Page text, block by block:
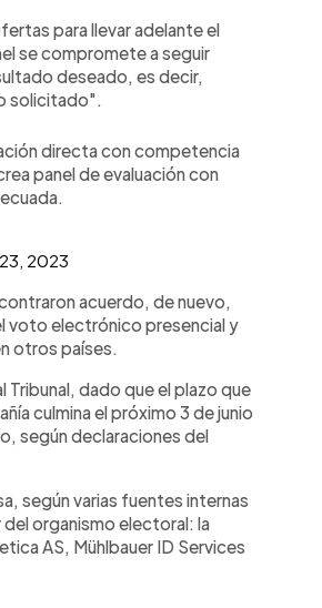
para llevar adelante el
se compromete a seguir
deseado, es decir,
solicitado".
directa con competencia
panel de evaluación con
2023
acuerdo, de nuevo,
voto electrónico presencial y
otros países.
dado que el plazo que
culmina el próximo 3 de junio
según declaraciones del
según varias fuentes internas
del organismo electoral: la
AS, Mühlbauer ID Services